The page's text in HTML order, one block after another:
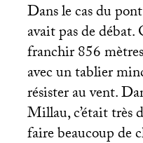
Dans le cas du
avait pas de débat.
franchir 856
avec un tablier
résister au vent.
Millau, c’était très
faire beaucoup de